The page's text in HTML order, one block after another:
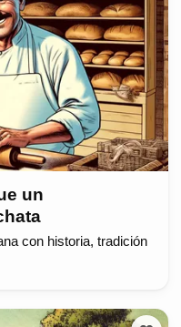
un
con historia, tradición